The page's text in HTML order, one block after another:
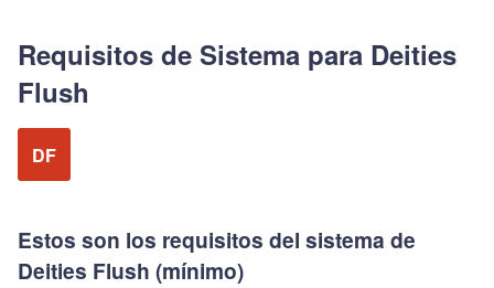
Requisitos de Sistema para Deities
Flush
DF
Estos son los requisitos del sistema de
Deities Flush (mínimo)